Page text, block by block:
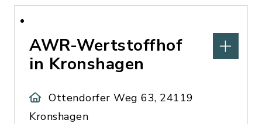
AWR-Wertstoffhof
in Kronshagen
Ottendorfer Weg 63, 24119
Kronshagen